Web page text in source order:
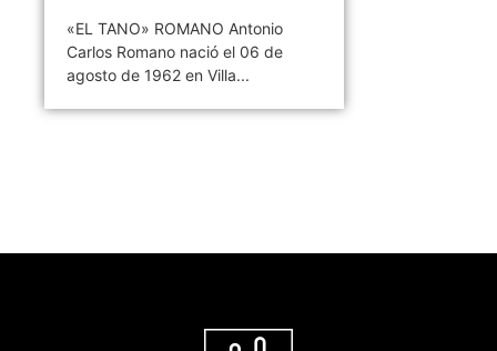
«EL TANO» ROMANO Antonio
Carlos Romano nació el 06 de
agosto de 1962 en Villa...